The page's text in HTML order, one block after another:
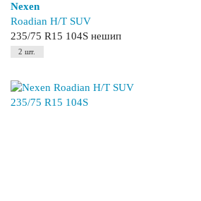
Nexen
Roadian H/T SUV
235/75 R15 104S нешип
2 шт.